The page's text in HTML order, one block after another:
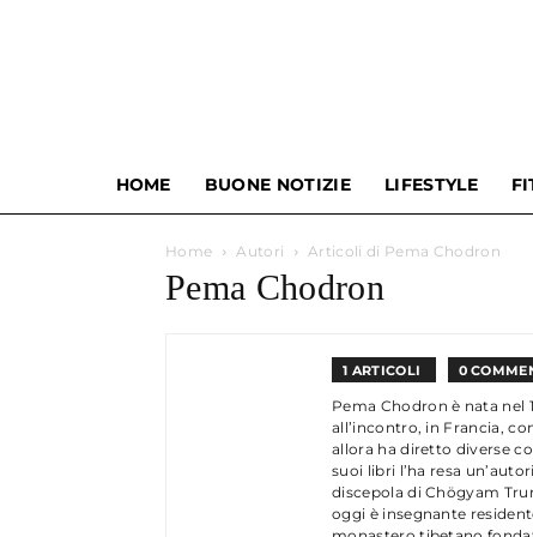
HOME BUONE NOTIZIE LIFESTYLE
Home Autori Articoli di Pema Chodron
Pema Chodron
1 ARTICOLI 0
Pema Chodron è nata nel
all’incontro, in Francia,
allora ha diretto diverse
suoi libri l’ha resa
discepola di Chögyam
oggi è insegnante